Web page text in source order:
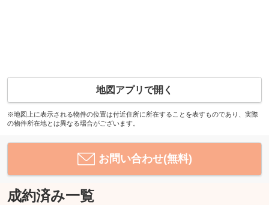
地図アプリで開く
※地図上に表示される物件の位置は付近住所に所在することを表すものであり、実際
の物件所在地とは異なる場合がございます。
お問い合わせ(無料)
成約済み一覧